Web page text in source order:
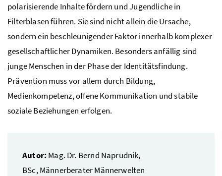
polarisierende Inhalte fördern und Jugendliche in
Filterblasen führen. Sie sind nicht allein die Ursache,
sondern ein beschleunigender Faktor innerhalb komplexer
gesellschaftlicher Dynamiken. Besonders anfällig sind
junge Menschen in der Phase der Identitätsfindung.
Prävention muss vor allem durch Bildung,
Medienkompetenz, offene Kommunikation und stabile
soziale Beziehungen erfolgen.
Autor: Mag. Dr. Bernd Naprudnik,
BSc, Männerberater Männerwelten